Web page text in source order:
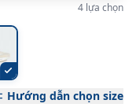
4 lựa chọn
Hướng dẫn chọn size